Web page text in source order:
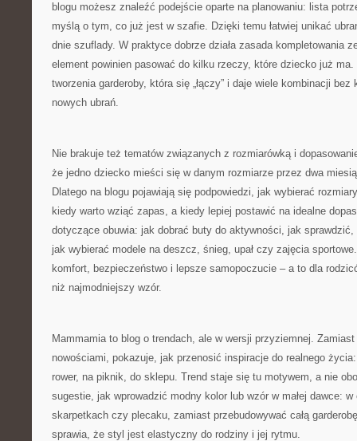
blogu możesz znaleźć podejście oparte na planowaniu: lista
myślą o tym, co już jest w szafie. Dzięki temu łatwiej unikać
dnie szuflady. W praktyce dobrze działa zasada kompletowania
element powinien pasować do kilku rzeczy, które dziecko już
tworzenia garderoby, która się „łączy” i daje wiele kombinacji bez
nowych ubrań.
Nie brakuje też tematów związanych z rozmiarówką i
że jedno dziecko mieści się w danym rozmiarze przez dwa
Dlatego na blogu pojawiają się podpowiedzi, jak wybierać rozmiary
kiedy warto wziąć zapas, a kiedy lepiej postawić na idealne
dotyczące obuwia: jak dobrać buty do aktywności, jak
jak wybierać modele na deszcz, śnieg, upał czy zajęcia
komfort, bezpieczeństwo i lepsze samopoczucie – a to dla
niż najmodniejszy wzór.
Mammamia to blog o trendach, ale w wersji przyziemnej.
nowościami, pokazuje, jak przenosić inspiracje do realnego
rower, na piknik, do sklepu. Trend staje się tu motywem, a nie
sugestie, jak wprowadzić modny kolor lub wzór w małej dawce:
skarpetkach czy plecaku, zamiast przebudowywać całą
sprawia, że styl jest elastyczny do rodziny i jej rytmu.